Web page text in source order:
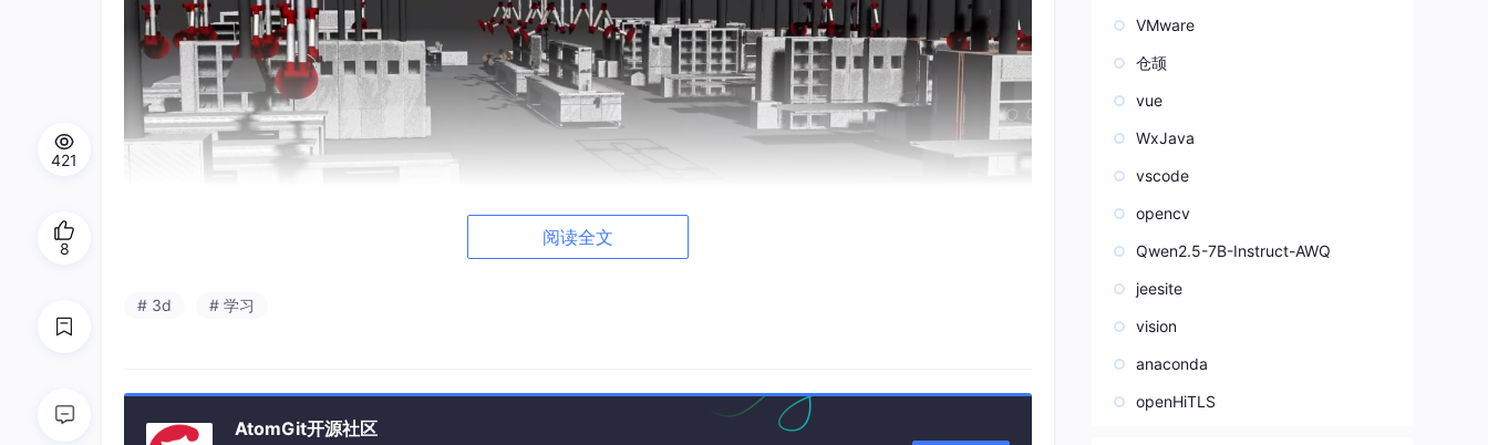
如果说车间建模是基础，那么智能机械臂建模就是本次实训的重点与难点。机械臂属于高精度工业设备，结构复杂、
零件细碎、关节层次多，无法通过简单整体建模完成。
阅读全文
# 3d # 学习
AtomGit开源社区
421
8
VMware
仓颉
vue
WxJava
vscode
opencv
Qwen2.5-7B-Instruct-AWQ
jeesite
vision
anaconda
openHiTLS